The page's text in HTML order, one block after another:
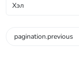
pagination.previous